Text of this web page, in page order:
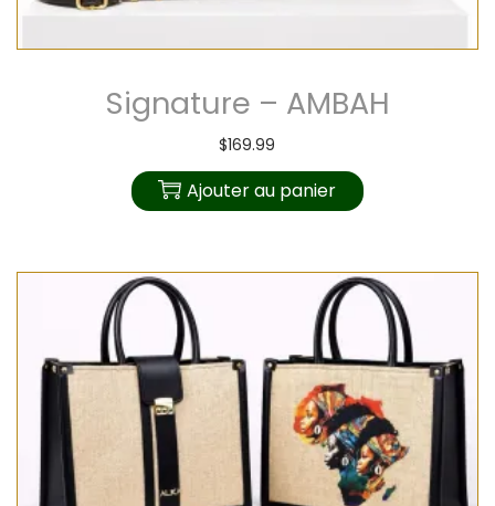
Signature – AMBAH
$169.99
Ajouter au panier